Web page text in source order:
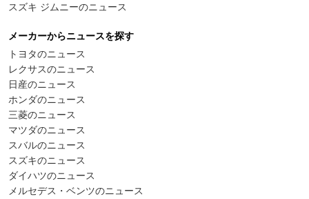
スズキ ジムニーのニュース
メーカーからニュースを探す
トヨタのニュース
レクサスのニュース
日産のニュース
ホンダのニュース
三菱のニュース
マツダのニュース
スバルのニュース
スズキのニュース
ダイハツのニュース
メルセデス・ベンツのニュース